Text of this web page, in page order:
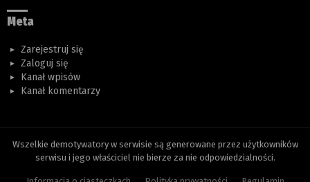
Meta
Zarejestruj się
Zaloguj się
Kanał wpisów
Kanał komentarzy
Wszelkie demotywatory w serwisie są generowane przez użytkowników
serwisu i jego właściciel nie bierze za nie odpowiedzialności.